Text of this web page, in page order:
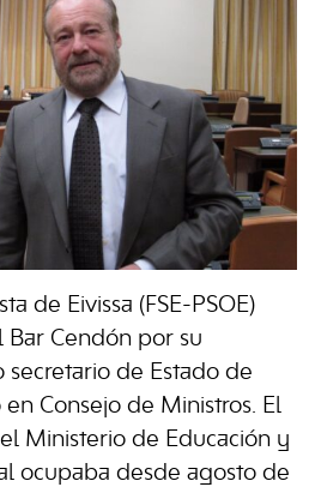
de Eivissa (FSE-PSOE)
Bar Cendón por su
de Estado de
Consejo de Ministros. El
Ministerio de Educación y
ocupaba desde agosto de